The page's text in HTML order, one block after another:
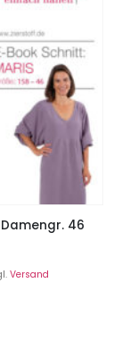
Damengr. 46
Versand